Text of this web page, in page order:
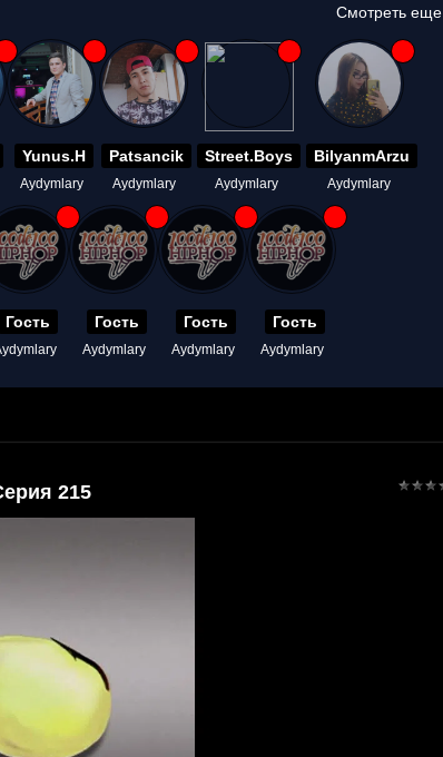
Смотреть еще
Yunus.H
Aydymlary
Patsancik
Aydymlary
Street.Boys
Aydymlary
BilyanmArzu
Aydymlary
Гость Гость
Aydymlary
Гость
Aydymlary
Гость
Aydymlary
215